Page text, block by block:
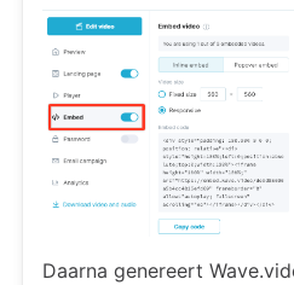
Daarna genereert